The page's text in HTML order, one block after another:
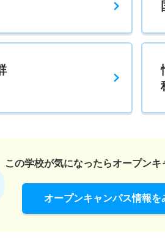
この学校が気になったらオープンキ
オープンキャンパス情報を